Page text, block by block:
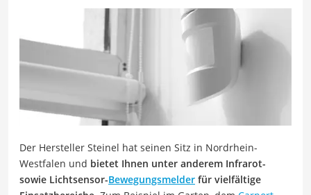
Der Hersteller Steinel hat seinen Sitz in Nordrhein-
Westfalen und bietet Ihnen unter anderem Infrarot-
sowie Lichtsensor-Bewegungsmelder für vielfältige